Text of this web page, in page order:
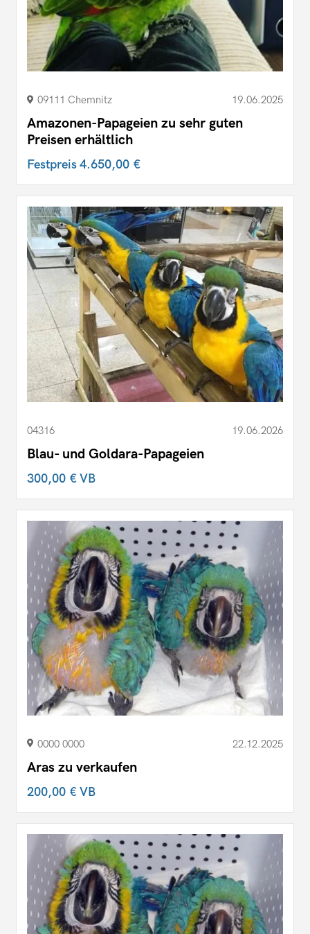
09111 Chemnitz 19.06.2025
Amazonen-Papageien zu sehr guten
Preisen erhältlich
Festpreis4.650,00 €
04316 19.06.2026
Blau- und Goldara-Papageien
300,00 €VB
0000 0000 22.12.2025
Aras zu verkaufen
200,00 €VB